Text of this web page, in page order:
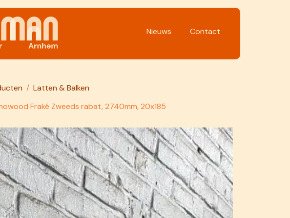
Nieuws Co​nt​act
Latten & Balken
Fraké Zweeds rabat, 2740mm, 20x185